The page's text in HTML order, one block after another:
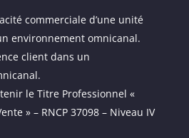
commerciale d’une unité
environnement omnicanal.
client dans un
le Titre Professionnel «
» – RNCP 37098 – Niveau IV